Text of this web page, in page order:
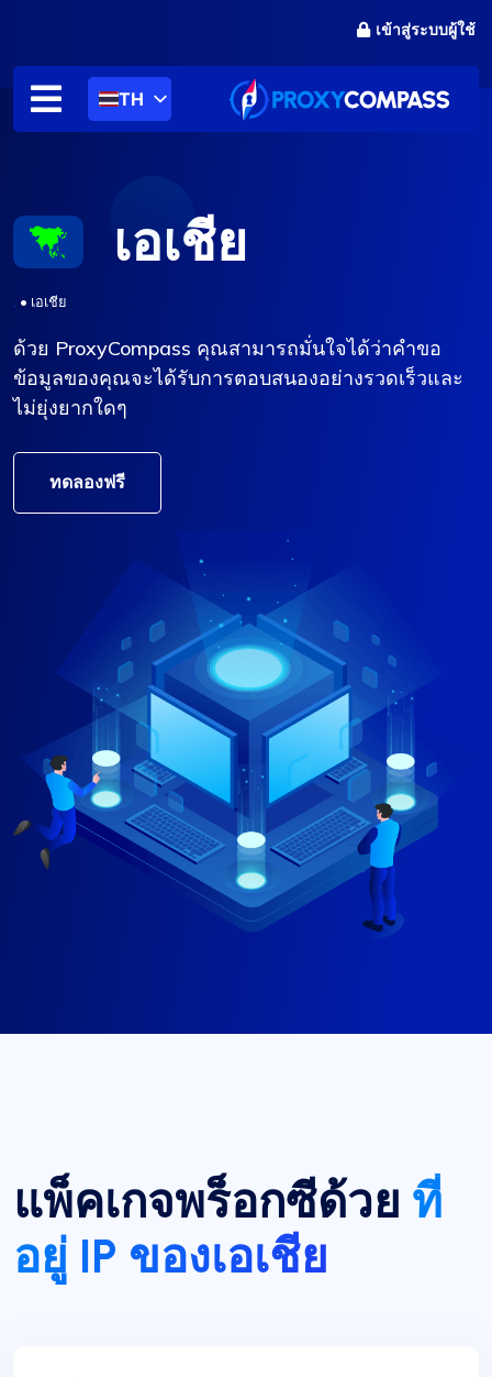
เนื้อหา
เข้าสู่ระบบผู้ใช้
TH
เอเชีย
• เอเชีย
ด้วย ProxyCompass คุณสามารถมั่นใจได้ว่าคำขอ
ข้อมูลของคุณจะได้รับการตอบสนองอย่างรวดเร็วและ
ไม่ยุ่งยากใดๆ
ทดลองฟรี
แพ็คเกจพร็อกซีด้วย ที่
อยู่ IP ของเอเชีย